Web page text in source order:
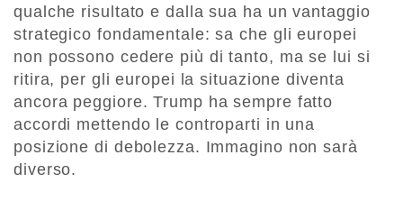
qualche risultato e dalla sua ha un vantaggio
strategico fondamentale: sa che gli europei
non possono cedere più di tanto, ma se lui si
ritira, per gli europei la situazione diventa
ancora peggiore. Trump ha sempre fatto
accordi mettendo le controparti in una
posizione di debolezza. Immagino non sarà
diverso.